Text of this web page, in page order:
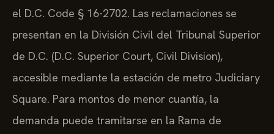
el D.C. Code § 16-2702. Las reclamaciones se
presentan en la División Civil del Tribunal Superior
de D.C. (D.C. Superior Court, Civil Division),
accesible mediante la estación de metro Judiciary
Square. Para montos de menor cuantía, la
demanda puede tramitarse en la Rama de